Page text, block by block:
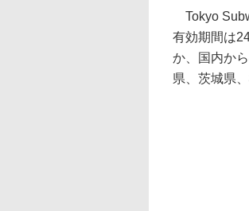
Tokyo
有効期間は
か、国内か
県、茨城県